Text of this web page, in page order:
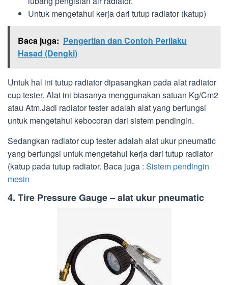
Untuk mengetahui kerja dari tutup radiator (katup)
Baca juga: Pengertian dan Contoh Perilaku
Hasad (Dengki)
Untuk hal ini tutup radiator dipasangkan pada alat radiator
cup tester. Alat ini biasanya menggunakan satuan Kg/Cm2
atau Atm.Jadi radiator tester adalah alat yang berfungsi
untuk mengetahui kebocoran dari sistem pendingin.
Sedangkan radiator cup tester adalah alat ukur pneumatic
yang berfungsi untuk mengetahui kerja dari tutup radiator
(katup pada tutup radiator. Baca juga : Sistem pendingin
mesin
4. Tire Pressure Gauge – alat ukur pneumatic